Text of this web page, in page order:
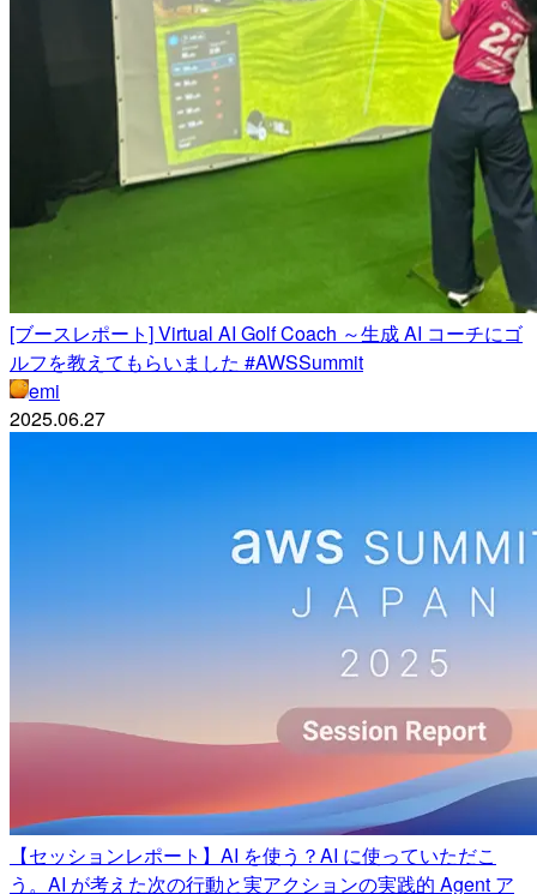
[ブースレポート] Virtual AI Golf Coach ～生成 AI コーチにゴ
ルフを教えてもらいました #AWSSummit
emi
2025.06.27
【セッションレポート】AI を使う？AI に使っていただこ
う。AI が考えた次の行動と実アクションの実践的 Agent ア